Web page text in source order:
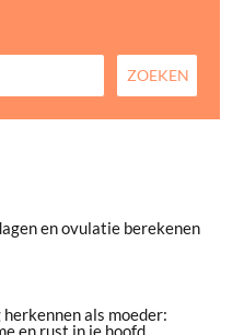
en ovulatie berekenen
als moeder:
en rust in je hoofd